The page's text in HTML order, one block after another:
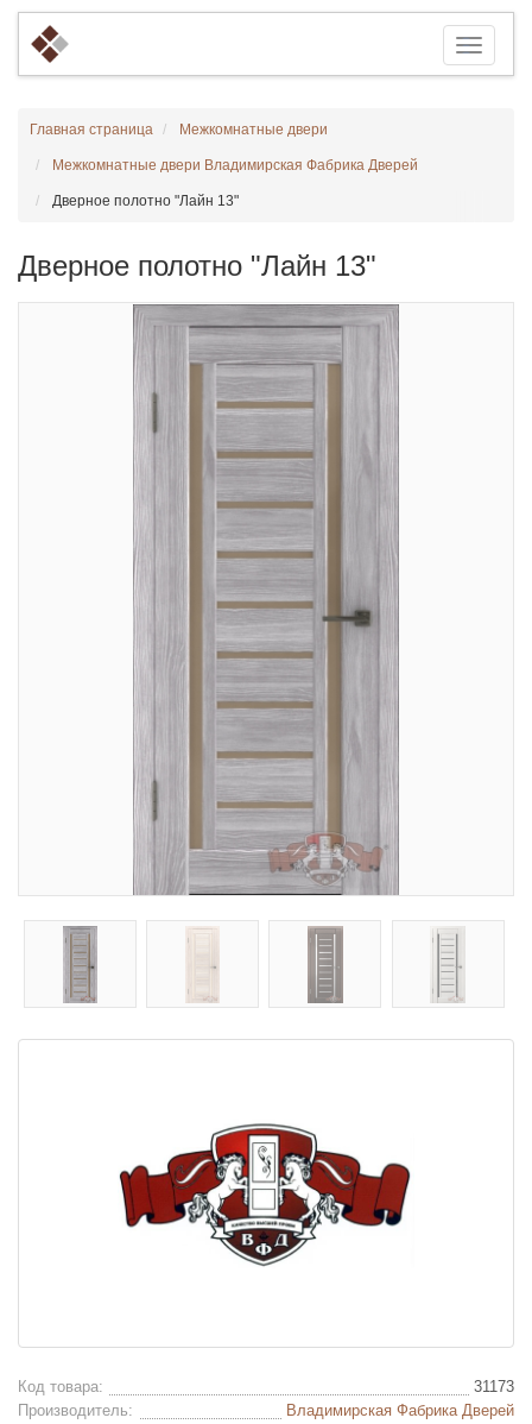
Главная страница Межкомнатные двери
Межкомнатные двери Владимирская Фабрика Дверей
Дверное полотно "Лайн 13"
Дверное полотно "Лайн 13"
Код товара:
31173
Производитель:
Владимирская Фабрика Дверей